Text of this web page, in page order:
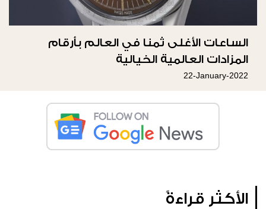
الساعات الأغلى ثمنا في العالم بأرقام
المزادات العالمية الخيالية
22-January-2022
الأكثر قراءةً